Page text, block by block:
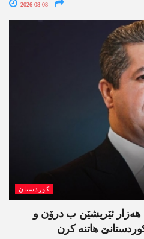
2026-08-08
کوردستان
ھەزار ئێریشێن ب درۆن و
ھاتنە کرن